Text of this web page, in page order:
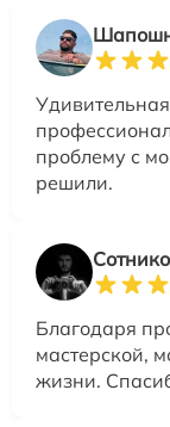
проблему с
решили.
Благодаря
мастерской,
жизни.